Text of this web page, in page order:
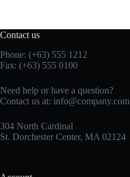
Contact us
Phone: (+63) 555 1212
Fax: (+63) 555 0100
Need help or have a question?
Contact us at: info@company.com
304 North Cardinal
St. Dorchester Center, MA 02124